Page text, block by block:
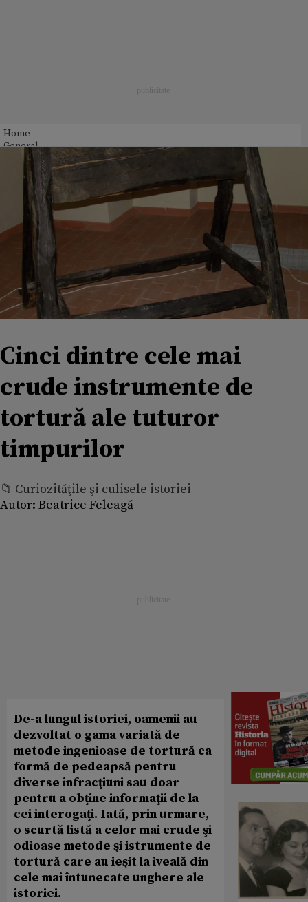
Home
General
Cinci dintre cele mai
crude instrumente de
tortură ale tuturor
timpurilor
📁 Curiozităţile şi culisele istoriei
Autor: Beatrice Feleagă
De-a lungul istoriei, oamenii au
dezvoltat o gama variată de
metode ingenioase de tortură ca
formă de pedeapsă pentru
diverse infracţiuni sau doar
pentru a obţine informaţii de la
cei interogaţi. Iată, prin urmare,
o scurtă listă a celor mai crude şi
odioase metode şi istrumente de
tortură care au ieşit la iveală din
cele mai întunecate unghere ale
istoriei.